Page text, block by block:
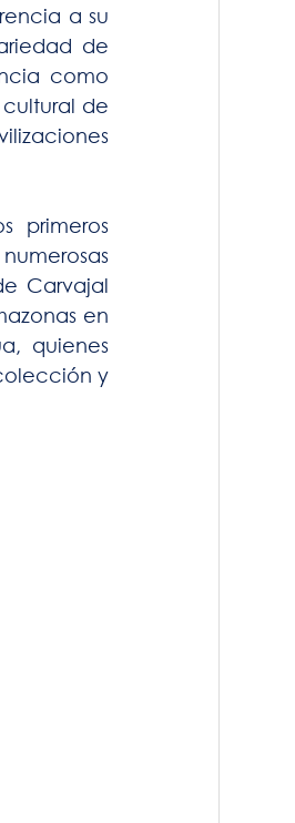
a su
de
como
de
primeros
Carvajal
en
quienes
y